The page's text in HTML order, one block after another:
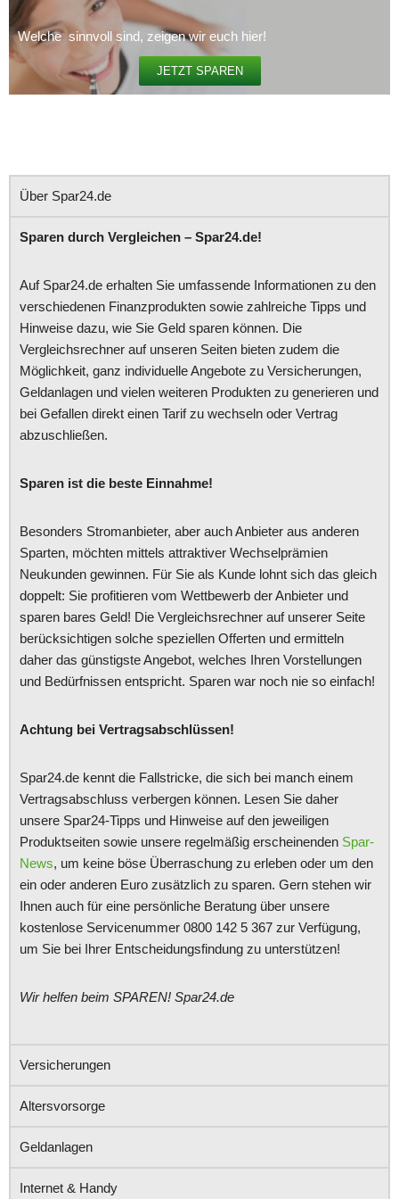
Welche sinnvoll sind, zeigen wir euch hier!
JETZT SPAREN
Über Spar24.de
Sparen durch Vergleichen – Spar24.de!
Auf Spar24.de erhalten Sie umfassende Informationen zu den
verschiedenen Finanzprodukten sowie zahlreiche Tipps und
Hinweise dazu, wie Sie Geld sparen können. Die
Vergleichsrechner auf unseren Seiten bieten zudem die
Möglichkeit, ganz individuelle Angebote zu Versicherungen,
Geldanlagen und vielen weiteren Produkten zu generieren und
bei Gefallen direkt einen Tarif zu wechseln oder Vertrag
abzuschließen.
Sparen ist die beste Einnahme!
Besonders Stromanbieter, aber auch Anbieter aus anderen
Sparten, möchten mittels attraktiver Wechselprämien
Neukunden gewinnen. Für Sie als Kunde lohnt sich das gleich
doppelt: Sie profitieren vom Wettbewerb der Anbieter und
sparen bares Geld! Die Vergleichsrechner auf unserer Seite
berücksichtigen solche speziellen Offerten und ermitteln
daher das günstigste Angebot, welches Ihren Vorstellungen
und Bedürfnissen entspricht. Sparen war noch nie so einfach!
Achtung bei Vertragsabschlüssen!
Spar24.de kennt die Fallstricke, die sich bei manch einem
Vertragsabschluss verbergen können. Lesen Sie daher
unsere Spar24-Tipps und Hinweise auf den jeweiligen
Produktseiten sowie unsere regelmäßig erscheinenden Spar-
News, um keine böse Überraschung zu erleben oder um den
ein oder anderen Euro zusätzlich zu sparen. Gern stehen wir
Ihnen auch für eine persönliche Beratung über unsere
kostenlose Servicenummer 0800 142 5 367 zur Verfügung,
um Sie bei Ihrer Entscheidungsfindung zu unterstützen!
Wir helfen beim SPAREN! Spar24.de
Versicherungen
Altersvorsorge
Geldanlagen
Internet & Handy